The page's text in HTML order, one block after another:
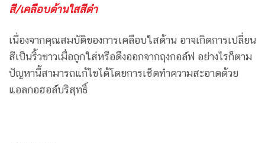
สี/เคลือบด้านใสสีดำ
เนื่องจากคุณสมบัติของการเคลือบใสด้าน อาจเกิดการเปลี่ยน
สีเป็นริ้วขาวเมื่อถูกใส่หรือดึงออกจากถุงกอล์ฟ อย่างไรก็ตาม
ปัญหานี้สามารถแก้ไขได้โดยการเช็ดทำความสะอาดด้วย
แอลกอฮอล์บริสุทธิ์